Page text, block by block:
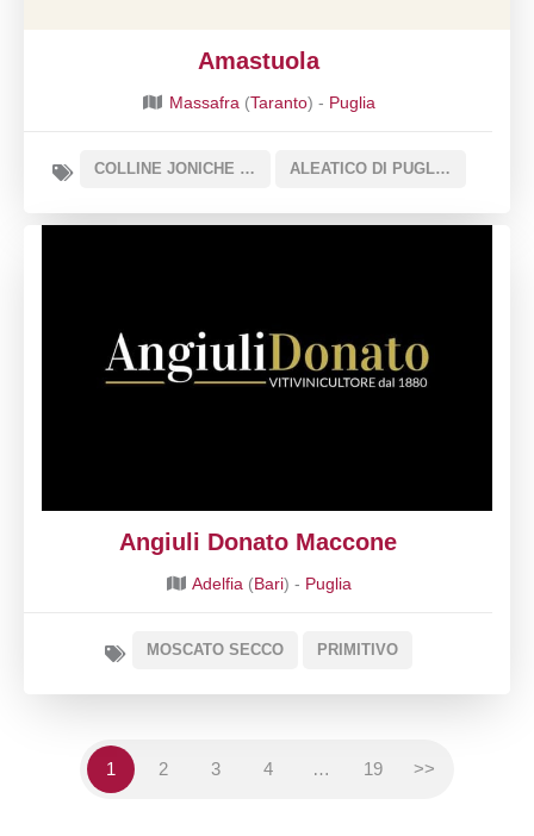
Amastuola
Massafra (Taranto) - Puglia
COLLINE JONICHE TARANTINE DOC ALEATICO DI PUGLIA DOC
Angiuli Donato Maccone
Adelfia (Bari) - Puglia
MOSCATO SECCO PRIMITIVO
1 2 3 4 … 19 >>